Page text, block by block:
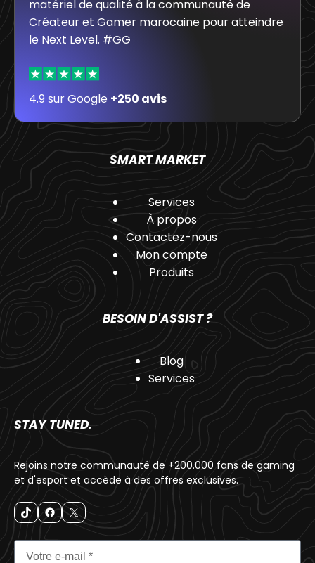
matériel de qualité à la communauté de
Créateur et Gamer marocaine pour atteindre
le Next Level. #GG
4.9 sur Google +250 avis
SMART MARKET
Services
À propos
Contactez-nous
Mon compte
Produits
BESOIN D'ASSIST ?
Blog
Services
STAY TUNED.
Rejoins notre communauté de +200.000 fans de gaming
et d'esport et accède à des offres exclusives.